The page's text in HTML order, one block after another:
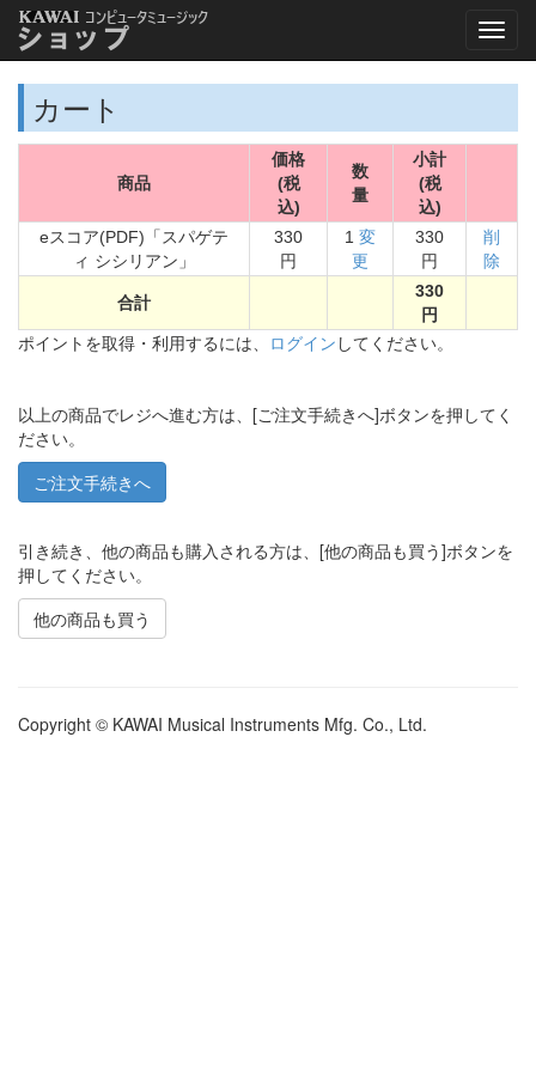
カート
商品
価格
(税
込)
数
量
小計
(税
込)
eスコア(PDF)「スパゲテ
ィ シシリアン」
330
円
1 変
更
330
円
削
除
合計
330
円
ポイントを取得・利用するには、 ログイン してください。
以上の商品でレジへ進む方は、[ご注文手続きへ]ボタンを押してく
ださい。
引き続き、他の商品も購入される方は、[他の商品も買う]ボタンを
押してください。
他の商品も買う
Copyright © KAWAI Musical Instruments Mfg. Co., Ltd.